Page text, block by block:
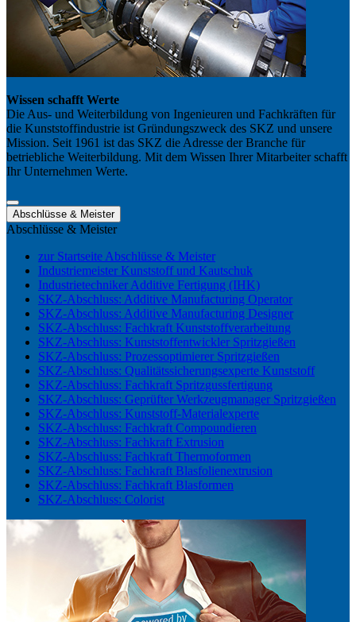
Wissen schafft Werte
Die Aus- und Weiterbildung von Ingenieuren und Fachkräften für
die Kunststoffindustrie ist Gründungszweck des SKZ und unsere
Mission. Seit 1961 ist das SKZ die Adresse der Branche für
betriebliche Weiterbildung. Mit dem Wissen Ihrer Mitarbeiter schafft
Ihr Unternehmen Werte.
Abschlüsse & Meister
Abschlüsse & Meister
zur Startseite Abschlüsse & Meister
Industriemeister Kunststoff und Kautschuk
Industrietechniker Additive Fertigung (IHK)
SKZ-Abschluss: Additive Manufacturing Operator
SKZ-Abschluss: Additive Manufacturing Designer
SKZ-Abschluss: Fachkraft Kunststoffverarbeitung
SKZ-Abschluss: Kunststoffentwickler Spritzgießen
SKZ-Abschluss: Prozessoptimierer Spritzgießen
SKZ-Abschluss: Qualitätssicherungsexperte Kunststoff
SKZ-Abschluss: Fachkraft Spritzgussfertigung
SKZ-Abschluss: Geprüfter Werkzeugmanager Spritzgießen
SKZ-Abschluss: Kunststoff-Materialexperte
SKZ-Abschluss: Fachkraft Compoundieren
SKZ-Abschluss: Fachkraft Extrusion
SKZ-Abschluss: Fachkraft Thermoformen
SKZ-Abschluss: Fachkraft Blasfolienextrusion
SKZ-Abschluss: Fachkraft Blasformen
SKZ-Abschluss: Colorist